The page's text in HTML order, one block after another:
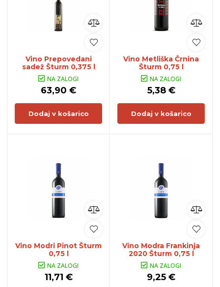
Vino Prepovedani
sadež Šturm 0,375 l
NA ZALOGI
63,90 €
Dodaj v košarico
Vino Metliška Črnina
Šturm 0,75 l
NA ZALOGI
5,38 €
Dodaj v košarico
Vino Modri Pinot Šturm
0,75 l
NA ZALOGI
11,71 €
Vino Modra Frankinja
2020 Šturm 0,75 l
NA ZALOGI
9,25 €